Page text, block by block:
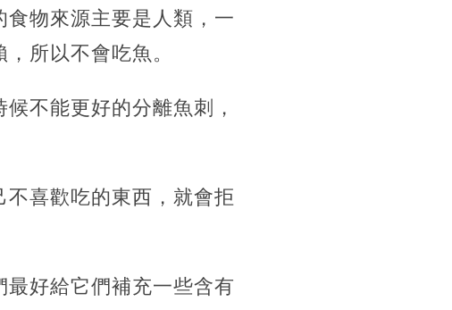
物來源主要是人類，一
所以不會吃魚。
不能更好的分離魚刺，
喜歡吃的東西，就會拒
好給它們補充一些含有